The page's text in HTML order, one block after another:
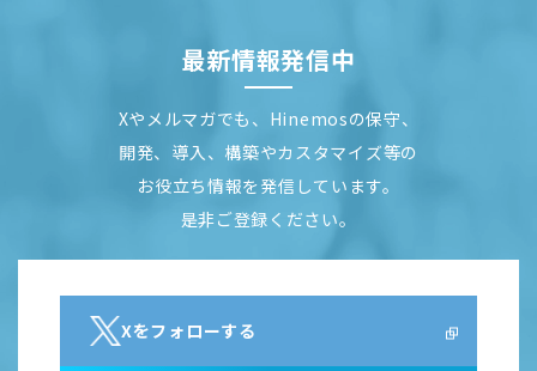
最新情報発信中
Xやメルマガでも、Hinemosの保守、
開発、導入、構築やカスタマイズ等の
お役立ち情報を発信しています。
是非ご登録ください。
Xをフォローする